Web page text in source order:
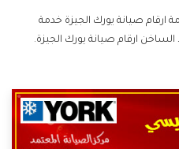
ارقام صيانة يورك الجيزة خدمة
ارقام صيانة يورك الجيزة.